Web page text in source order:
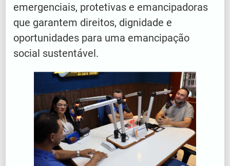
emergenciais, protetivas e emancipadoras
que garantem direitos, dignidade e
oportunidades para uma emancipação
social sustentável.